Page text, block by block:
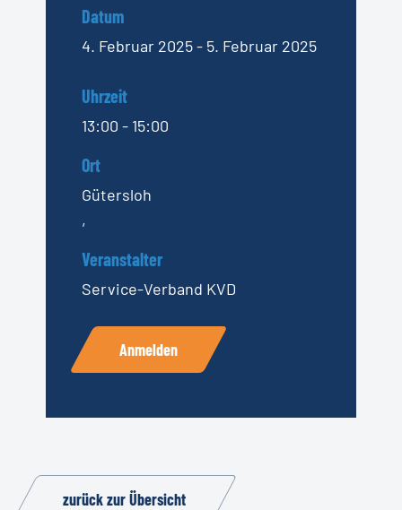
Datum
4. Februar 2025 - 5. Februar 2025
Uhrzeit
13:00 - 15:00
Ort
Gütersloh
,
Veranstalter
Service-Verband KVD
Anmelden
zurück zur Übersicht